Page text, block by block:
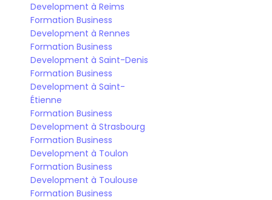
Development à Reims
Formation Business
Development à Rennes
Formation Business
Development à Saint-Denis
Formation Business
Development à Saint-
Étienne
Formation Business
Development à Strasbourg
Formation Business
Development à Toulon
Formation Business
Development à Toulouse
Formation Business